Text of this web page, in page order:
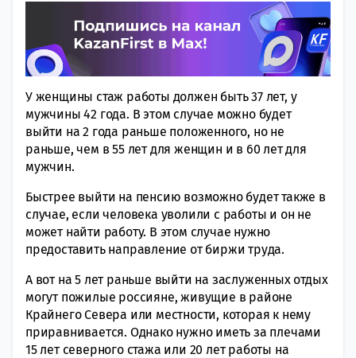
У женщины стаж работы должен быть 37 лет, у
мужчины 42 года. В этом случае можно будет
выйти на 2 года раньше положенного, но не
раньше, чем в 55 лет для женщин и в 60 лет для
мужчин.
Быстрее выйти на пенсию возможно будет также в
случае, если человека уволили с работы и он не
может найти работу. В этом случае нужно
предоставить направление от биржи труда.
А вот на 5 лет раньше выйти на заслуженных отдых
могут пожилые россияне, живущие в районе
Крайнего Севера или местности, которая к нему
приравнивается. Однако нужно иметь за плечами
15 лет северного стажа или 20 лет работы на